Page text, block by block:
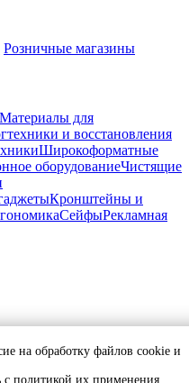
Розничные магазины
Материалы для
и восстановления
Широкоформатные
оборудованиеЧистящие
Кронштейны и
СейфыРекламная
данных Согласие на
на обработку файлов cookie и
с политикой их применения.